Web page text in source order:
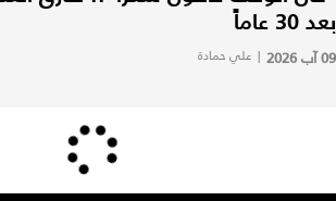
بعد 30 عاماً
09 آب 2026 | علي حمادة